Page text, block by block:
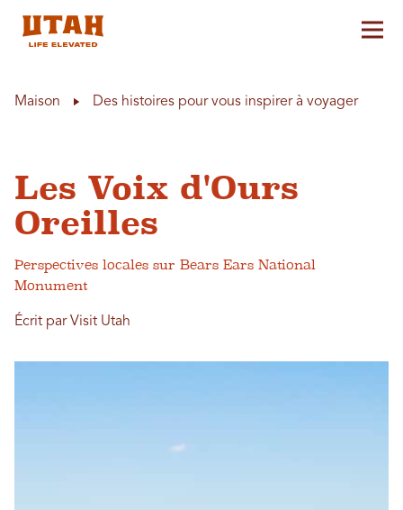
Maison Des histoires pour vous inspirer à voyager
Les Voix d'Ours
Oreilles
Perspectives locales sur Bears Ears National
Monument
Écrit par Visit Utah